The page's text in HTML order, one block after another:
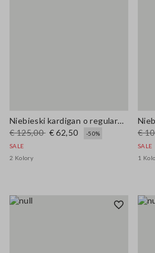
Niebieski kardigan o regularnym kroju z mieszanki bawełny z kieszeniami
€ 125,00 € 62,50
-50%
SALE
2 Kolory
€
SALE
1